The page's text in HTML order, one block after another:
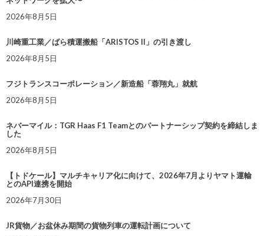
2026年8月5日
川崎重工業／ばら積運搬船「ARISTOS II」の引き渡し
2026年8月5日
フジトランスコーポレーション／新造船「蓉翔丸」就航
2026年8月5日
ネバーマイル：TGR Haas F1 Teamとのパートナーシップ契約を締結しま
した
2026年8月5日
【トドケール】マルチキャリア化に向けて、2026年7月よりヤマト運輸
とのAPI連携を開始
2026年7月30日
JR貨物／お盆休み期間の貨物列車の運転計画について